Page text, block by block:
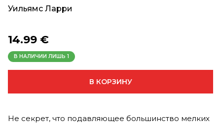
Уильямс Ларри
14.99 €
В НАЛИЧИИ ЛИШЬ 1
В КОРЗИНУ
Не секрет, что подавляющее большинство мелких